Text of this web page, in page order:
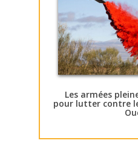
Les armées
pour lutter contre